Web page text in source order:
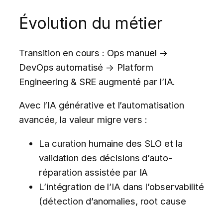
Évolution du métier
Transition en cours : Ops manuel →
DevOps automatisé → Platform
Engineering & SRE augmenté par l’IA.
Avec l’IA générative et l’automatisation
avancée, la valeur migre vers :
La curation humaine des SLO et la
validation des décisions d’auto-
réparation assistée par IA
L’intégration de l’IA dans l’observabilité
(détection d’anomalies, root cause